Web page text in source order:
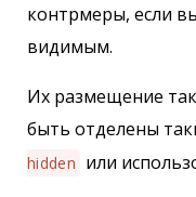
контрмеры, если
видимым.
Их размещение
быть отделены
hidden или